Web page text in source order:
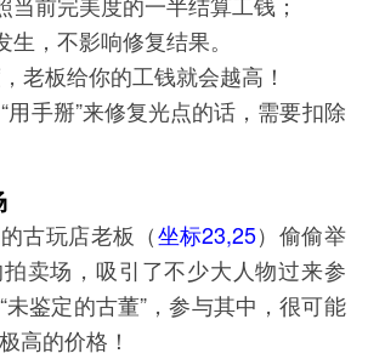
，不影响修复结果。
老板给你的工钱就会越高！
手掰”来修复光点的话，需要扣除
玩店老板（坐标23,25）偷偷举
卖场，吸引了不少大人物过来参
未鉴定的古董”，参与其中，很可能
高的价格！